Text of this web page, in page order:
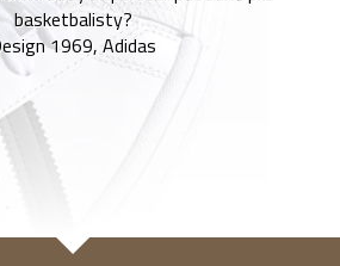
basketbalisty?
1969, Adidas